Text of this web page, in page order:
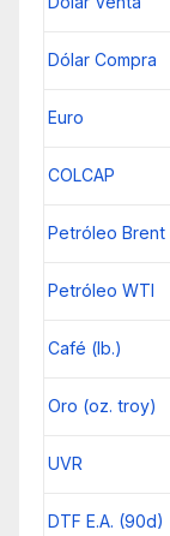
Dólar Compra
Euro
COLCAP
Petróleo Brent
Petróleo WTI
Café (lb.)
Oro (oz. troy)
UVR
DTF E.A. (90d)